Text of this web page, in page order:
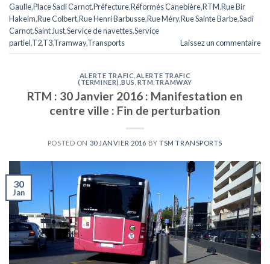
Gaulle,Place Sadi Carnot,Préfecture,Réformés Canebière,RTM,Rue Bir
Hakeim,Rue Colbert,Rue Henri Barbusse,Rue Méry,Rue Sainte Barbe,Sadi
Carnot,Saint Just,Service de navettes,Service
partiel,T2,T3,Tramway,Transports Laissez un commentaire
ALERTE TRAFIC ALERTE TRAFIC
(TERMINER) ,BUS RTM TRAMWAY
RTM : 30 Janvier 2016 : Manifestation en
centre ville : Fin de perturbation
POSTED ON 30 JANVIER 2016 BYTSM TRANSPORTS
30
Jan